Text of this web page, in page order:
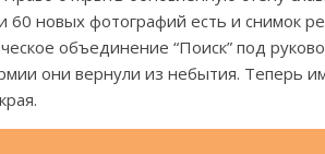
новых фотографий есть и снимок
объединение “Поиск” под
они вернули из небытия. Теперь